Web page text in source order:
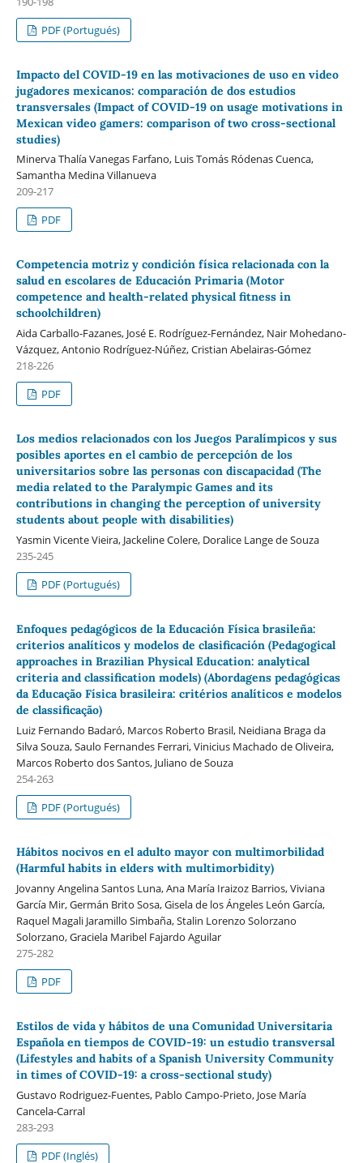
PDF (Portugués)
Impacto del COVID-19 en las motivaciones de uso en video
jugadores mexicanos: comparación de dos estudios
transversales (Impact of COVID-19 on usage motivations in
Mexican video gamers: comparison of two cross-sectional
studies)
Minerva Thalía Vanegas Farfano, Luis Tomás Ródenas Cuenca,
Samantha Medina Villanueva
209-217
PDF
Competencia motriz y condición física relacionada con la
salud en escolares de Educación Primaria (Motor
competence and health-related physical fitness in
schoolchildren)
Aida Carballo-Fazanes, José E. Rodríguez-Fernández, Nair Mohedano-
Vázquez, Antonio Rodríguez-Núñez, Cristian Abelairas-Gómez
218-226
PDF
Los medios relacionados con los Juegos Paralímpicos y sus
posibles aportes en el cambio de percepción de los
universitarios sobre las personas con discapacidad (The
media related to the Paralympic Games and its
contributions in changing the perception of university
students about people with disabilities)
Yasmin Vicente Vieira, Jackeline Colere, Doralice Lange de Souza
235-245
PDF (Portugués)
Enfoques pedagógicos de la Educación Física brasileña:
criterios analíticos y modelos de clasificación (Pedagogical
approaches in Brazilian Physical Education: analytical
criteria and classification models) (Abordagens pedagógicas
da Educação Física brasileira: critérios analíticos e modelos
de classificação)
Luiz Fernando Badaró, Marcos Roberto Brasil, Neidiana Braga da
Silva Souza, Saulo Fernandes Ferrari, Vinicius Machado de Oliveira,
Marcos Roberto dos Santos, Juliano de Souza
254-263
PDF (Portugués)
Hábitos nocivos en el adulto mayor con multimorbilidad
(Harmful habits in elders with multimorbidity)
Jovanny Angelina Santos Luna, Ana María Iraizoz Barrios, Viviana
García Mir, Germán Brito Sosa, Gisela de los Ángeles León García,
Raquel Magali Jaramillo Simbaña, Stalin Lorenzo Solorzano
Solorzano, Graciela Maribel Fajardo Aguilar
275-282
PDF
Estilos de vida y hábitos de una Comunidad Universitaria
Española en tiempos de COVID-19: un estudio transversal
(Lifestyles and habits of a Spanish University Community
in times of COVID-19: a cross-sectional study)
Gustavo Rodriguez-Fuentes, Pablo Campo-Prieto, Jose María
Cancela-Carral
283-293
PDF (Inglés)